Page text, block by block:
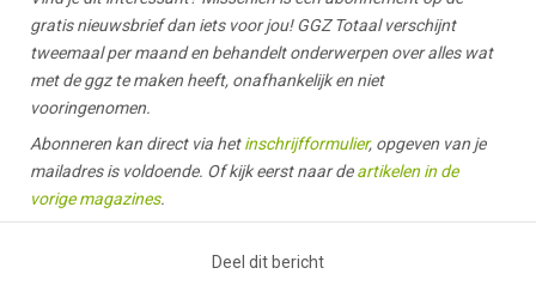
gratis nieuwsbrief dan iets voor jou! GGZ Totaal verschijnt
tweemaal per maand en behandelt onderwerpen over alles wat
met de ggz te maken heeft, onafhankelijk en niet
vooringenomen.
Abonneren kan direct via hetinschrijfformulier, opgeven van je
mailadres is voldoende. Of kijk eerst naar deartikelen in de
vorige magazines.
Deel dit bericht